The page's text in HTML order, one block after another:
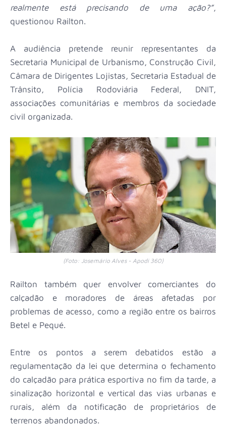
realmente está precisando de uma ação?”,
questionou Railton.
A audiência pretende reunir representantes da
Secretaria Municipal de Urbanismo, Construção Civil,
Câmara de Dirigentes Lojistas, Secretaria Estadual de
Trânsito, Polícia Rodoviária Federal, DNIT,
associações comunitárias e membros da sociedade
civil organizada.
(Foto: Josemário Alves - Apodi 360)
Railton também quer envolver comerciantes do
calçadão e moradores de áreas afetadas por
problemas de acesso, como a região entre os bairros
Betel e Pequé.
Entre os pontos a serem debatidos estão a
regulamentação da lei que determina o fechamento
do calçadão para prática esportiva no fim da tarde, a
sinalização horizontal e vertical das vias urbanas e
rurais, além da notificação de proprietários de
terrenos abandonados.